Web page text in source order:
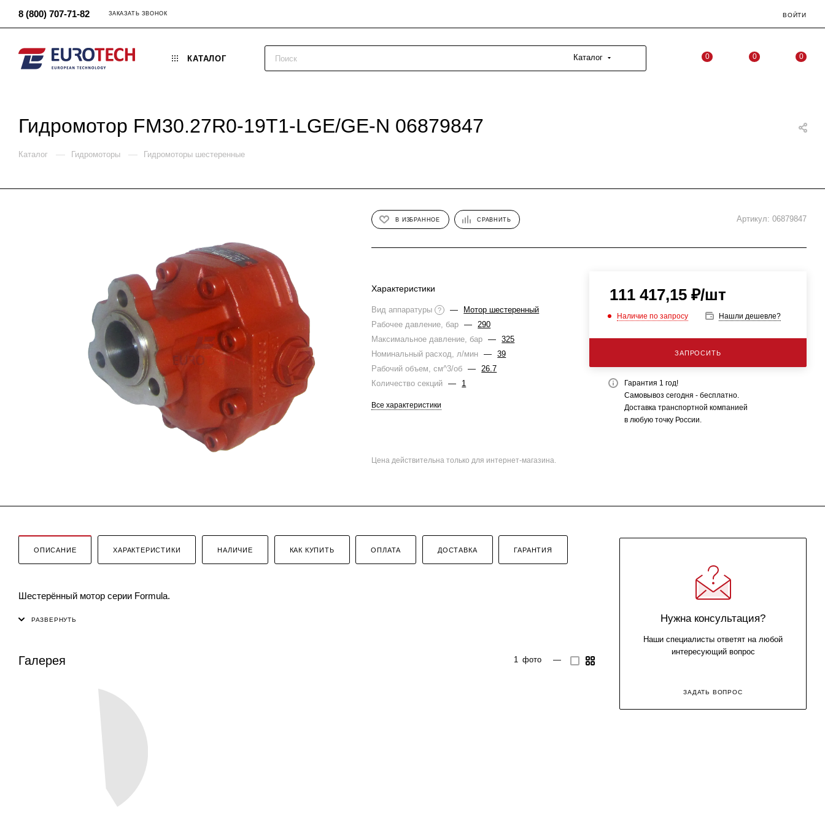
8 (800) 707-71-82 ЗАКАЗАТЬ ЗВОНОК ВОЙТИ
КАТАЛОГ Каталог 0 0 0
Гидромотор FM30.27R0-19T1-LGE/GE-N 06879847
Каталог — Гидромоторы — Гидромоторы шестеренные
В ИЗБРАННОЕ СРАВНИТЬ Артикул: 06879847
Характеристики
Вид аппаратуры ? —
Мотор шестеренный
Рабочее давление, бар
—
290
Максимальное давление, бар
—
325
Номинальный расход, л/мин
—
39
Рабочий объем, см^3/об
—
26.7
Количество секций
— 1
Все характеристики
111 417,15₽/шт
Наличие по запросу Нашли дешевле?
ЗАПРОСИТЬ
Гарантия 1 год!
Самовывоз сегодня - бесплатно.
Доставка транспортной компанией
в любую точку России.
Цена действительна только для интернет-магазина.
ОПИСАНИЕ ХАРАКТЕРИСТИКИ НАЛИЧИЕ КАК КУПИТЬ ОПЛАТА ДОСТАВКА ГАРАНТИЯ
Шестерённый мотор серии Formula.
Галерея 1 фото —
Нужна консультация?
Наши специалисты ответят на любой
интересующий вопрос
ЗАДАТЬ ВОПРОС